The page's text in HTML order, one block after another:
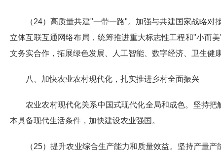
（24）高质量共建"一带一路"。加强与共建国家战略
立体互联互通网络布局，统筹推进重大标志性工程和"小而
文务实合作，拓展绿色发展、人工智能、数字经济、卫生
八、加快农业农村现代化，扎实推进乡村全面振兴
农业农村现代化关系中国式现代化全局和成色。坚持
本具备现代生活条件，加快建设农业强国。
（25）提升农业综合生产能力和质量效益。坚持产量